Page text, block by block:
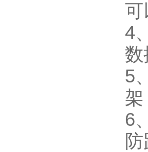
可
4
数
5
6